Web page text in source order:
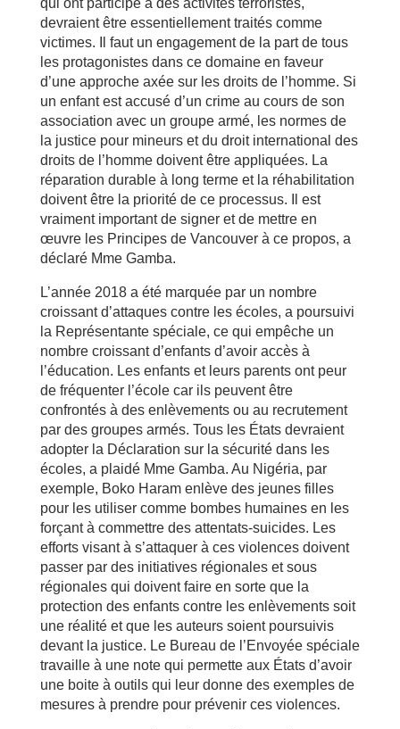
devraient être essentiellement traités comme
victimes. Il faut un engagement de la part de tous
les protagonistes dans ce domaine en faveur
d’une approche axée sur les droits de l’homme. Si
un enfant est accusé d’un crime au cours de son
association avec un groupe armé, les normes de
la justice pour mineurs et du droit international des
droits de l’homme doivent être appliquées. La
réparation durable à long terme et la réhabilitation
doivent être la priorité de ce processus. Il est
vraiment important de signer et de mettre en
œuvre les Principes de Vancouver à ce propos, a
déclaré Mme Gamba.
L’année 2018 a été marquée par un nombre
croissant d’attaques contre les écoles, a poursuivi
la Représentante spéciale, ce qui empêche un
nombre croissant d’enfants d’avoir accès à
l’éducation. Les enfants et leurs parents ont peur
de fréquenter l’école car ils peuvent être
confrontés à des enlèvements ou au recrutement
par des groupes armés. Tous les États devraient
adopter la Déclaration sur la sécurité dans les
écoles, a plaidé Mme Gamba. Au Nigéria, par
exemple, Boko Haram enlève des jeunes filles
pour les utiliser comme bombes humaines en les
forçant à commettre des attentats-suicides. Les
efforts visant à s’attaquer à ces violences doivent
passer par des initiatives régionales et sous
régionales qui doivent faire en sorte que la
protection des enfants contre les enlèvements soit
une réalité et que les auteurs soient poursuivis
devant la justice. Le Bureau de l’Envoyée spéciale
travaille à une note qui permette aux États d’avoir
une boite à outils qui leur donne des exemples de
mesures à prendre pour prévenir ces violences.